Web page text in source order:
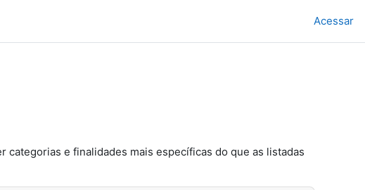
Acessar
e finalidades mais específicas do que as listadas